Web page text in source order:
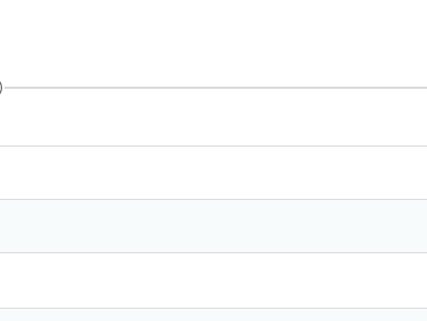
to Help Page
of the table of contents